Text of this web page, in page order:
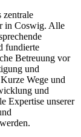
in Coswig. Alle
fundierte
Betreuung vor
und
Wege und
und
Expertise unserer